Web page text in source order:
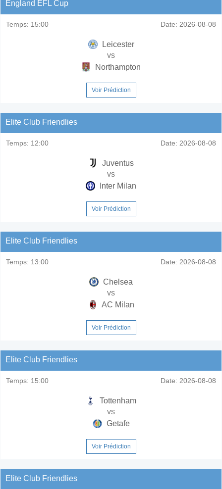
England EFL Cup
Temps: 15:00 Date: 2026-08-08
Leicester
vs
Northampton
Voir Prédiction
Elite Club Friendlies
Temps: 12:00 Date: 2026-08-08
Juventus
vs
Inter Milan
Voir Prédiction
Elite Club Friendlies
Temps: 13:00 Date: 2026-08-08
Chelsea
vs
AC Milan
Voir Prédiction
Elite Club Friendlies
Temps: 15:00 Date: 2026-08-08
Tottenham
vs
Getafe
Voir Prédiction
Elite Club Friendlies